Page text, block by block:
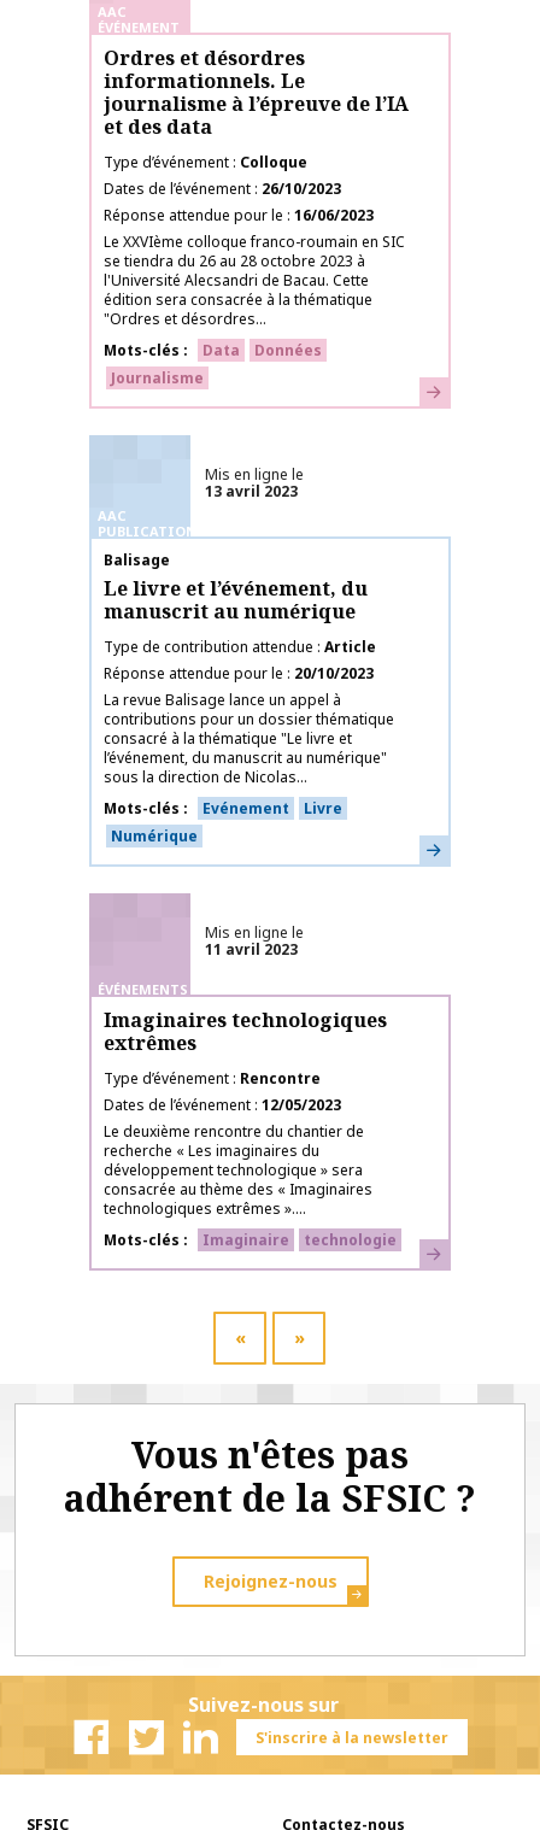
AAC
ÉVÉNEMENT
Ordres et désordres
informationnels. Le
journalisme à l’épreuve de l’IA
et des data
Type d’événement Colloque
Dates de l’événement 26/10/2023
Réponse attendue pour le 16/06/2023
Le XXVIème colloque franco-roumain en SIC
se tiendra du 26 au 28 octobre 2023 à
l'Université Alecsandri de Bacau. Cette
édition sera consacrée à la thématique
"Ordres et désordres...
Mots-clés
Data
Données
Journalisme
En savoir plus
AAC
PUBLICATIONS
Mis en ligne le
13 avril 2023
Nom de la publication
Balisage
Le livre et l’événement, du
manuscrit au numérique
Type de contribution attendue Article
Réponse attendue pour le
20/10/2023
La revue Balisage lance un appel à
contributions pour un dossier thématique
consacré à la thématique "Le livre et
l’événement, du manuscrit au numérique"
sous la direction de Nicolas...
Mots-clés
Evénement
Livre
Numérique
En savoir plus
ÉVÉNEMENTS
Mis en ligne le
11 avril 2023
Imaginaires technologiques
extrêmes
Type d’événement Rencontre
Dates de l’événement 12/05/2023
Le deuxième rencontre du chantier de
recherche « Les imaginaires du
développement technologique » sera
consacrée au thème des « Imaginaires
technologiques extrêmes »....
Mots-clés
Imaginaire technologie En savoir plus
« »
Vous n'êtes pas
adhérent de la SFSIC ?
Rejoignez-nous
Suivez-nous sur
S'inscrire à la newsletter
SFSIC Contactez-nous